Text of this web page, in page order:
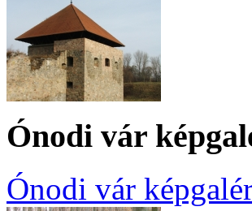
Ónodi vár
Ónodi vár